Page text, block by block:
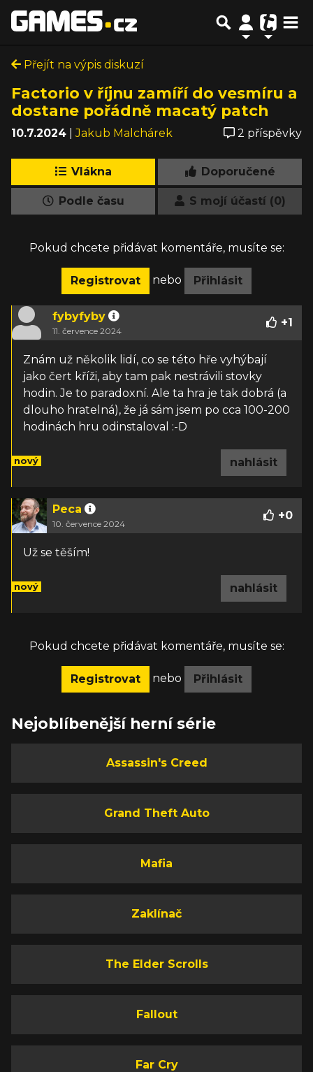
Přejít na výpis diskuzí
Factorio v říjnu zamíří do vesmíru a
dostane pořádně macatý patch
10.7.2024 |Jakub Malchárek 2 příspěvky
Vlákna Doporučené
Podle času S mojí účastí (0)
Pokud chcete přidávat komentáře, musíte se:
Registrovat nebo Přihlásit
fybyfyby
11. července 2024
+1
Znám už několik lidí, co se této hře vyhýbají
jako čert kříži, aby tam pak nestrávili stovky
hodin. Je to paradoxní. Ale ta hra je tak dobrá (a
dlouho hratelná), že já sám jsem po cca 100-200
hodinách hru odinstaloval :-D
nový nahlásit
Peca
10. července 2024
+0
Už se těším!
nový nahlásit
Pokud chcete přidávat komentáře, musíte se:
Registrovat nebo Přihlásit
Nejoblíbenější herní série
Assassin's Creed
Grand Theft Auto
Mafia
Zaklínač
The Elder Scrolls
Fallout
Far Cry